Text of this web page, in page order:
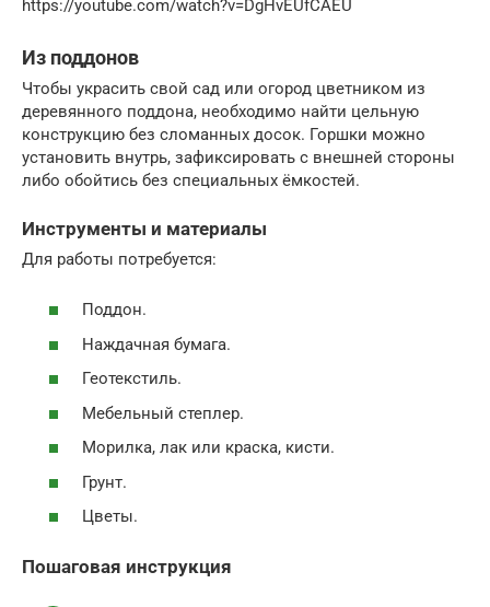
https://youtube.com/watch?v=DgHvEUfCAEU
Из поддонов
Чтобы украсить свой сад или огород цветником из
деревянного поддона, необходимо найти цельную
конструкцию без сломанных досок. Горшки можно
установить внутрь, зафиксировать с внешней стороны
либо обойтись без специальных ёмкостей.
Инструменты и материалы
Для работы потребуется:
Поддон.
Наждачная бумага.
Геотекстиль.
Мебельный степлер.
Морилка, лак или краска, кисти.
Грунт.
Цветы.
Пошаговая инструкция